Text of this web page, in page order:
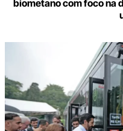
biometano com foco na